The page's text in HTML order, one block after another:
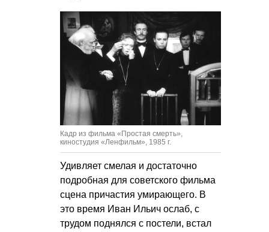
Кадр из фильма «Простая смерть»,
киностудия «Ленфильм», 1985 г.
Удивляет смелая и достаточно
подробная для советского фильма
сцена причастия умирающего. В
это время Иван Ильич ослаб, с
трудом поднялся с постели, встал